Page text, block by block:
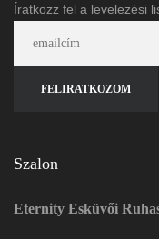
Íratkozz fel a levelezési
Szalon
Eternity Esküvői